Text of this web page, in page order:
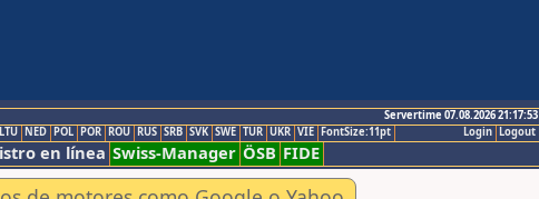
Servertime 07.08.2026 21:17:53
Logout
Login
LTU NED POL POR ROU RUS SRB SVK SWE TUR UKR VIE FontSize:11pt
en línea Swiss-Manager ÖSB FIDE